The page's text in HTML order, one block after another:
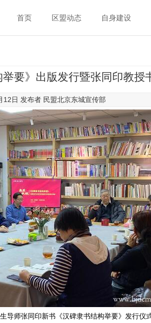
首页 区盟动态 自身建设
要》出版发行暨张同印教授
12日 发布者 民盟北京东城宣传部
导师张同印新书《汉碑隶书结构举要》发行仪